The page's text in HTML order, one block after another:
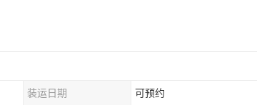
装运日期 可预约